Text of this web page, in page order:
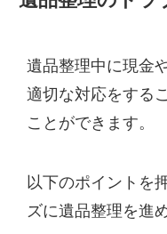
遺品整理中に現金
適切な対応をする
ことができます。
以下のポイントを
ズに遺品整理を進